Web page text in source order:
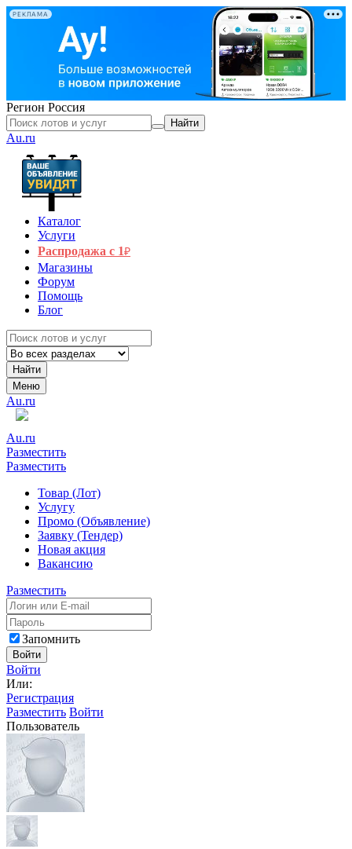
РЕКЛАМА
Регион Россия
Найти
Au.ru
Каталог
Услуги
Распродажа с 1₽
Магазины
Форум
Помощь
Блог
Найти
Меню
Au.ru
Au.ru
Разместить
Разместить
Товар (Лот)
Услугу
Промо (Объявление)
Заявку (Тендер)
Новая акция
Вакансию
Разместить
Запомнить
Войти
Войти
Или:
Регистрация
Разместить Войти
Пользователь